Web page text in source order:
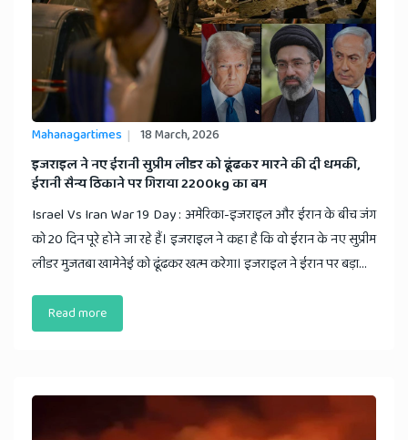
Mahanagartimes 18 March, 2026
​इजराइल ने नए ईरानी सुप्रीम लीडर को ढूंढकर मारने की दी धमकी,
ईरानी सैन्य ठिकाने पर गिराया 2200kg का बम
Israel Vs Iran War 19 Day : अमेरिका-इजराइल और ईरान के बीच जंग
को 20 दिन पूरे होने जा रहे हैं। इजराइल ने कहा है कि वो ईरान के नए सुप्रीम
लीडर मुजतबा खामेनेई को ढूंढकर खत्म करेगा। इजराइल ने ईरान पर बड़ा...
Read more